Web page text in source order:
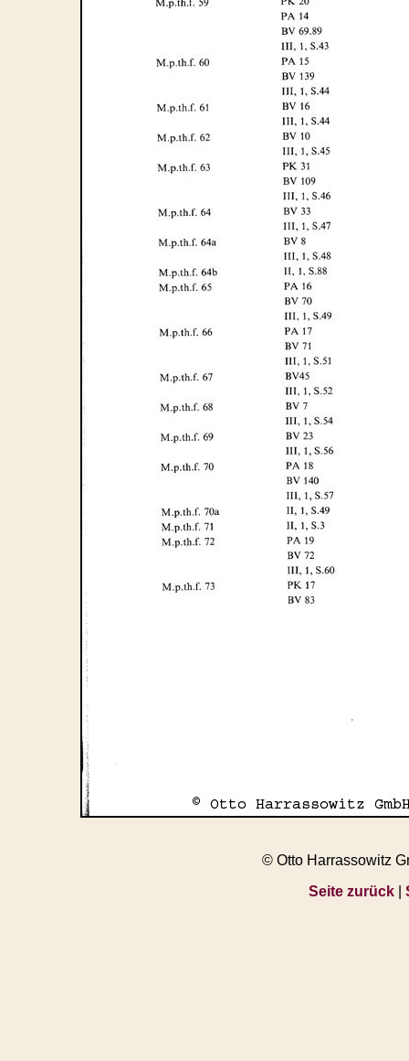
© Otto Harrassowitz
Seite zurück|